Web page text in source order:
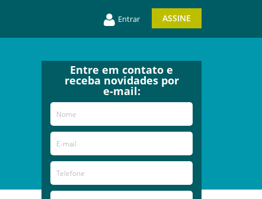
Entrar ASSINE
Entre em contato e
receba novidades por
e-mail: